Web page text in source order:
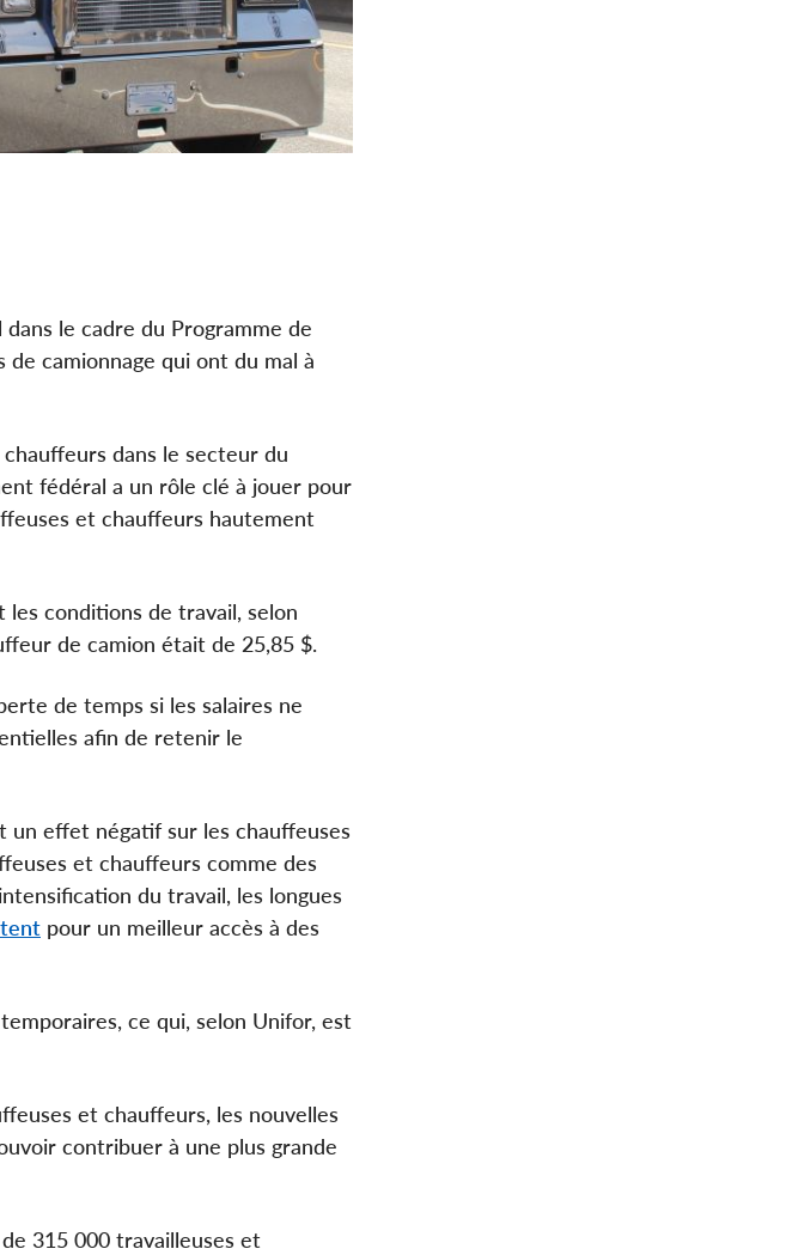
le cadre du Programme de
camionnage qui ont du mal à
dans le secteur du
fédéral a un rôle clé à jouer pour
et chauffeurs hautement
les conditions de travail, selon
de camion était de 25,85 $.
de temps si les salaires ne
afin de retenir le
un effet négatif sur les chauffeuses
et chauffeurs comme des
du travail, les longues
pour un meilleur accès à des
ce qui, selon Unifor, est
et chauffeurs, les nouvelles
contribuer à une plus grande
315 000 travailleuses et